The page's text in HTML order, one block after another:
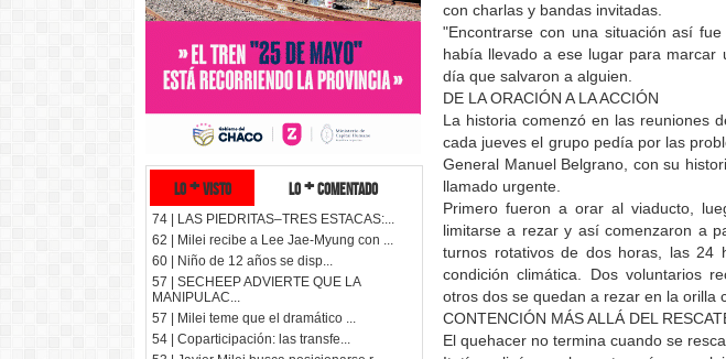
lo + visto lo + comentado
74 | LAS PIEDRITAS–TRES ESTACAS:...
62 | Milei recibe a Lee Jae-Myung con ...
60 | Niño de 12 años se disp...
57 | SECHEEP ADVIERTE QUE LA
MANIPULAC...
57 | Milei teme que el dramático ...
54 | Coparticipación: las transfe...
con charlas y bandas invitadas.
"Encontrarse con una situación así
había llevado a ese lugar para
día que salvaron a alguien.
DE LA ORACIÓN A LA ACCIÓN
La historia comenzó en las reuniones
cada jueves el grupo pedía por las
General Manuel Belgrano, con su
llamado urgente.
Primero fueron a orar al viaducto,
limitarse a rezar y así comenzaron a
turnos rotativos de dos horas, las 24
condición climática. Dos voluntarios
otros dos se quedan a rezar en la orilla
CONTENCIÓN MÁS ALLÁ DEL
El quehacer no termina cuando se